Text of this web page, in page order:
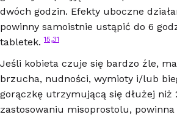
dwóch godzin. Efekty uboczne
powinny samoistnie ustąpić do 6
tabletek.15,31
Jeśli kobieta czuje się bardzo źle,
brzucha, nudności, wymioty i/lub
gorączkę utrzymującą się dłużej niż
zastosowaniu misoprostolu,